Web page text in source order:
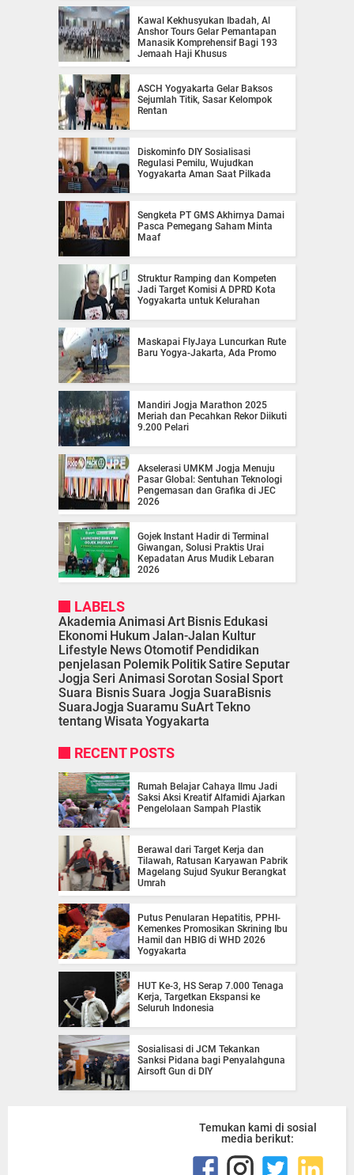
Kawal Kekhusyukan Ibadah, Al
Anshor Tours Gelar Pemantapan
Manasik Komprehensif Bagi 193
Jemaah Haji Khusus
ASCH Yogyakarta Gelar Baksos
Sejumlah Titik, Sasar Kelompok
Rentan
Diskominfo DIY Sosialisasi
Regulasi Pemilu, Wujudkan
Yogyakarta Aman Saat Pilkada
Sengketa PT GMS Akhirnya Damai
Pasca Pemegang Saham Minta
Maaf
Struktur Ramping dan Kompeten
Jadi Target Komisi A DPRD Kota
Yogyakarta untuk Kelurahan
Maskapai FlyJaya Luncurkan Rute
Baru Yogya-Jakarta, Ada Promo
Mandiri Jogja Marathon 2025
Meriah dan Pecahkan Rekor Diikuti
9.200 Pelari
Akselerasi UMKM Jogja Menuju
Pasar Global: Sentuhan Teknologi
Pengemasan dan Grafika di JEC
2026
Gojek Instant Hadir di Terminal
Giwangan, Solusi Praktis Urai
Kepadatan Arus Mudik Lebaran
2026
LABELS
Akademia Animasi Art Bisnis Edukasi
Ekonomi Hukum Jalan-Jalan Kultur
Lifestyle NewsOtomotif Pendidikan
penjelasan Polemik PolitikSatire Seputar
Jogja Seri Animasi Sorotan Sosial Sport
Suara BisnisSuara Jogja SuaraBisnis
SuaraJogja Suaramu SuArtTekno
tentang Wisata Yogyakarta
RECENT POSTS
Rumah Belajar Cahaya Ilmu Jadi
Saksi Aksi Kreatif Alfamidi Ajarkan
Pengelolaan Sampah Plastik
Berawal dari Target Kerja dan
Tilawah, Ratusan Karyawan Pabrik
Magelang Sujud Syukur Berangkat
Umrah
Putus Penularan Hepatitis, PPHI-
Kemenkes Promosikan Skrining Ibu
Hamil dan HBIG di WHD 2026
Yogyakarta
HUT Ke-3, HS Serap 7.000 Tenaga
Kerja, Targetkan Ekspansi ke
Seluruh Indonesia
Sosialisasi di JCM Tekankan
Sanksi Pidana bagi Penyalahguna
Airsoft Gun di DIY
Temukan kami di sosial
media berikut: